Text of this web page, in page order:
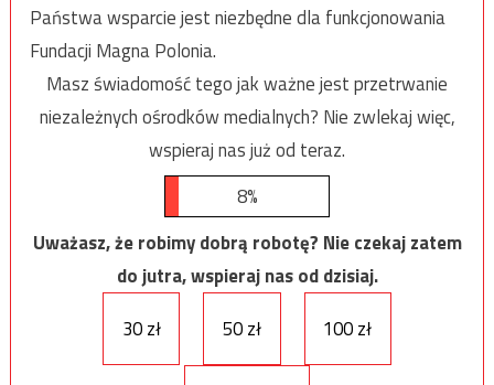
Państwa wsparcie jest niezbędne dla funkcjonowania
Fundacji Magna Polonia.
Masz świadomość tego jak ważne jest przetrwanie
niezależnych ośrodków medialnych? Nie zwlekaj więc,
wspieraj nas już od teraz.
8%
Uważasz, że robimy dobrą robotę? Nie czekaj zatem
do jutra, wspieraj nas od dzisiaj.
30 zł
50 zł 100 zł